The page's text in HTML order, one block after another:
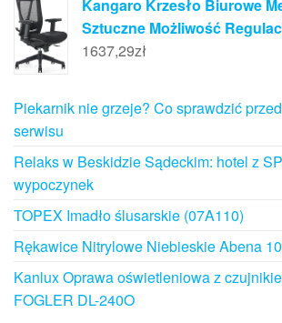
Kangaro Krzesło Biurowe
Sztuczne Możliwość
1637,29zł
Piekarnik nie grzeje? Co sprawdzić
serwisu
Relaks w Beskidzie Sądeckim: hotel z
wypoczynek
TOPEX Imadło ślusarskie (07A110)
Rękawice Nitrylowe Niebieskie Abena
Kanlux Oprawa oświetleniowa z
FOGLER DL-240O